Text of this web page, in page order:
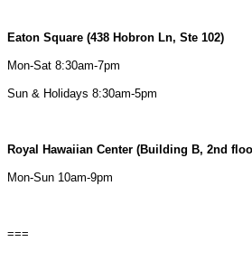
Eaton Square (438 Hobron Ln, Ste 102)
Mon-Sat 8:30am-7pm
Sun & Holidays 8:30am-5pm
Royal Hawaiian Center (Building B, 2nd
Mon-Sun 10am-9pm
===